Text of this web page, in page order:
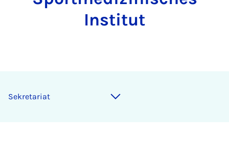
Institut
Se­kre­ta­ri­at